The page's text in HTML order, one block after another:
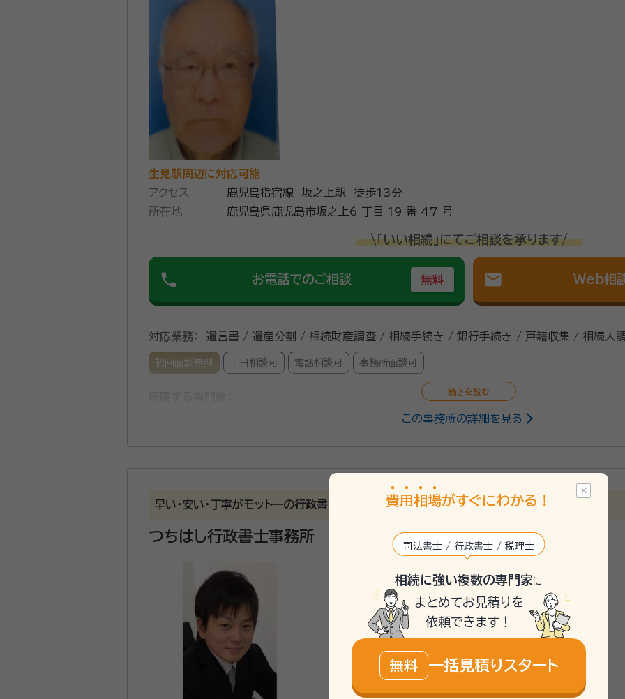
生見駅周辺に対応可能
アクセス
鹿児島指宿線 坂之上駅 徒歩13分
所在地
鹿児島県鹿児島市坂之上6 丁目 19 番 47 号
\「いい相続」にてご相談を承ります/
phone お電話でのご相談 無料 mail Web相
対応業務： 遺言書 / 遺産分割 / 相続財産調査 / 相続手続き / 銀行手続き / 戸籍収集 / 相続人
初回面談無料 土日相談可 電話相談可 事務所面談可
相続財産（不動産）の中には、長年相続手続きがなされず明治等古い時代の登記名義人のままで
のがあることがあります。そのような場合、自分で相続手続きをおこなうことは困難を極めます。
庁で長年勤め、道路等の用地調査も担当し、相続人調査、遺産分割協議、遺言等のサポートを行
登記申請まで行った経験があります。相続人調査、相続財産調査、遺産分割協議、遺言等相続に
行政書士
所属団体：
鹿児島県行政書士会
この事務所の詳細を見る
早い・安い・丁寧がモットーの行政書士事務所です
つちはし行政書士事務所
費用 相場がすぐにわかる！
司法書士 / 行政書士 / 税理士
相続に強い複数の専門家に
まとめてお見積りを
依頼できます！
無料 一括見積りスタート